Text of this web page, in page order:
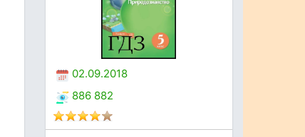
02.09.2018
886 882